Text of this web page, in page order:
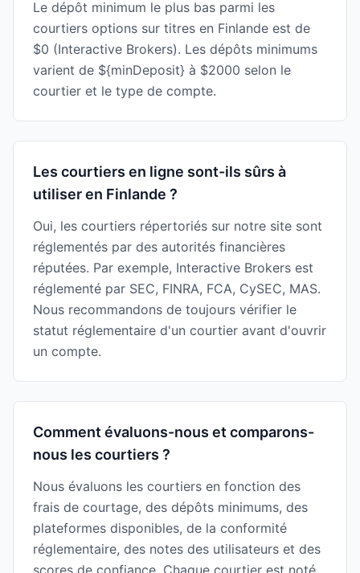
Le dépôt minimum le plus bas parmi les
courtiers options sur titres en Finlande est de
$0 (Interactive Brokers). Les dépôts minimums
varient de ${minDeposit} à $2000 selon le
courtier et le type de compte.
Les courtiers en ligne sont-ils sûrs à
utiliser en Finlande ?
Oui, les courtiers répertoriés sur notre site sont
réglementés par des autorités financières
réputées. Par exemple, Interactive Brokers est
réglementé par SEC, FINRA, FCA, CySEC, MAS.
Nous recommandons de toujours vérifier le
statut réglementaire d'un courtier avant d'ouvrir
un compte.
Comment évaluons-nous et comparons-
nous les courtiers ?
Nous évaluons les courtiers en fonction des
frais de courtage, des dépôts minimums, des
plateformes disponibles, de la conformité
réglementaire, des notes des utilisateurs et des
scores de confiance. Chaque courtier est noté